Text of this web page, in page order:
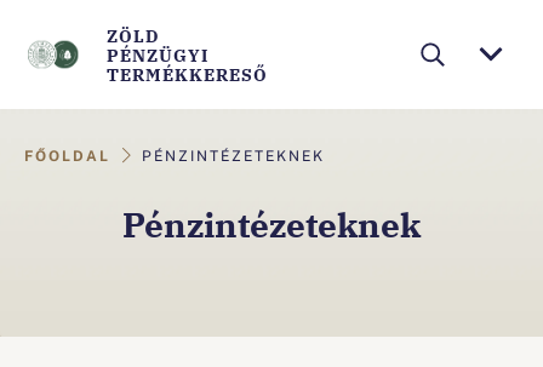
ZÖLD
PÉNZÜGYI
TERMÉKKERESŐ
PÉNZINTÉZETEK LISTÁJA
FŐOLDAL PÉNZINTÉZETEKNEK
Pénzintézeteknek